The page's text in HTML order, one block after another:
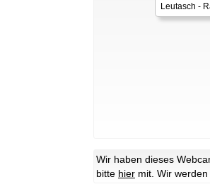
Leutasch -
Wir haben dieses
bitte hier mit. Wir